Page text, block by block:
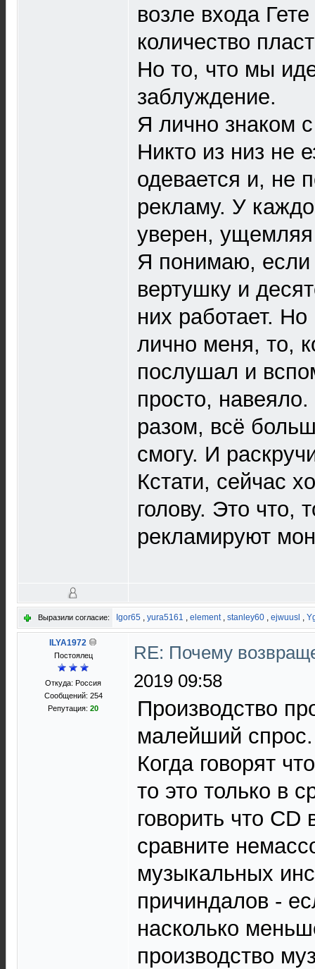
возле входа
количество
Но то, что мы
заблуждение.
Я лично знаком
Никто из низ не
одевается и, не
рекламу. У
уверен,
Я понимаю, если
вертушку и
них работает.
лично меня, то,
послушал и
просто,
разом, всё
смогу. И
Кстати, сейчас
голову. Это что,
рекламируют
Выразили согласие: Igor65 , yura5161 , element, stanley60 , ejwuusl ,
ILYA1972
Постоялец
Откуда: Россия
Сообщений: 254
Репутация: 20
RE: Почему
2019 09:58
Производство
малейший спрос.
Когда говорят
то это только в
говорить что
сравните
музыкальных
причиндалов -
насколько
производство